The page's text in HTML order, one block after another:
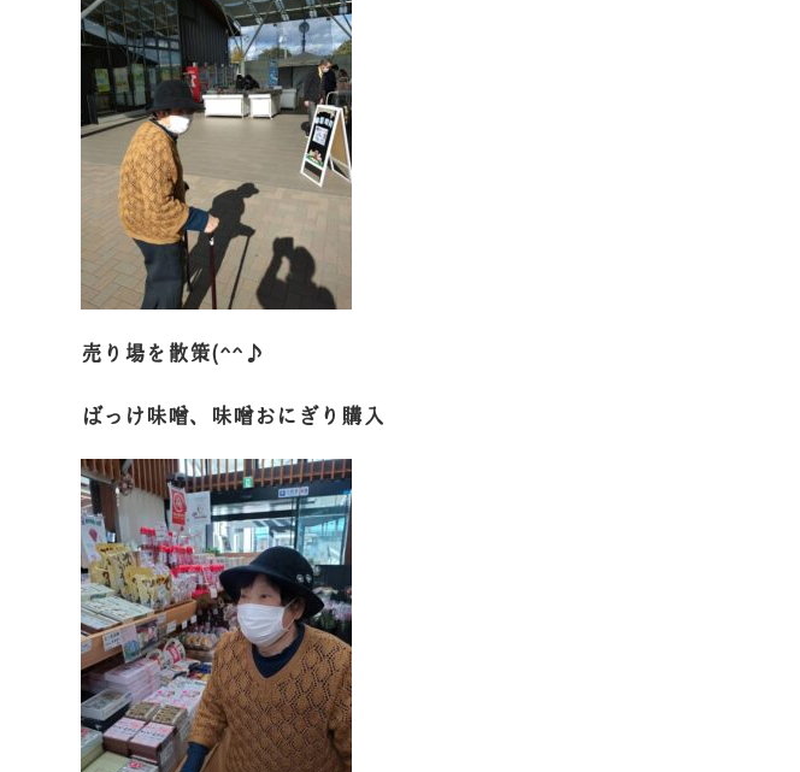
売り場を散策(^^♪
ばっけ味噌、味噌おにぎり購入